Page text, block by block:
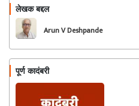
लेखक बद्दल
Arun V Deshpande
पूर्ण कादंबरी